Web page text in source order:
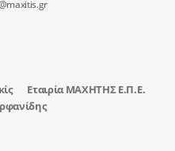
Εταιρία ΜΑΧΗΤΗΣ Ε.Π.Ε.